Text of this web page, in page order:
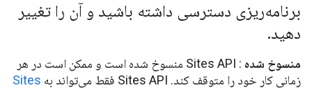
برنامه‌ریزی دسترسی داشته باشید و آن را تغییر
دهید.
منسوخ شده
: Sites API منسوخ شده است و ممکن است در هر
زمانی کار خود را متوقف کند. Sites API فقط می‌تواند به
Sites